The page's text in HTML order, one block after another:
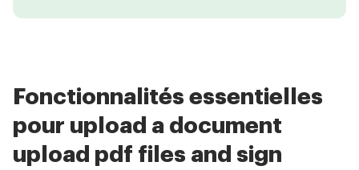
Fonctionnalités essentielles
pour upload a document
upload pdf files and sign